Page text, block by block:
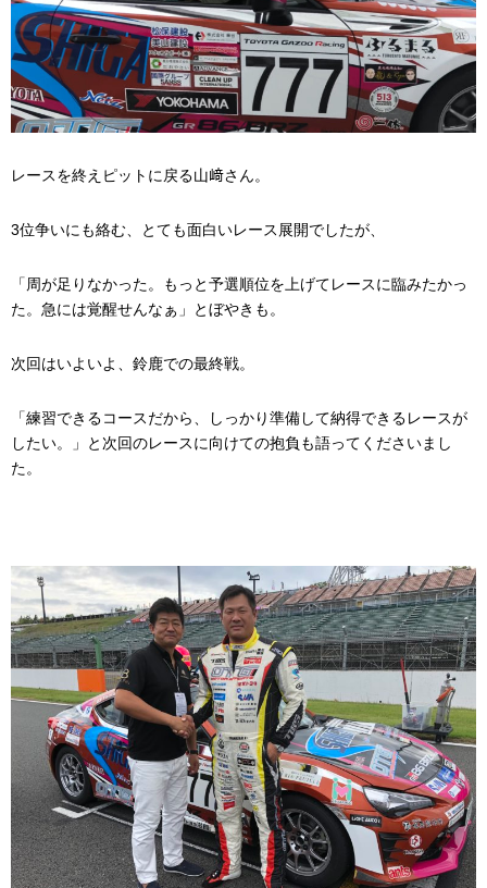
レースを終えピットに戻る山﨑さん。
3位争いにも絡む、とても面白いレース展開でしたが、
「周が足りなかった。もっと予選順位を上げてレースに臨みたかっ
た。急には覚醒せんなぁ」とぼやきも。
次回はいよいよ、鈴鹿での最終戦。
「練習できるコースだから、しっかり準備して納得できるレースが
したい。」と次回のレースに向けての抱負も語ってくださいまし
た。